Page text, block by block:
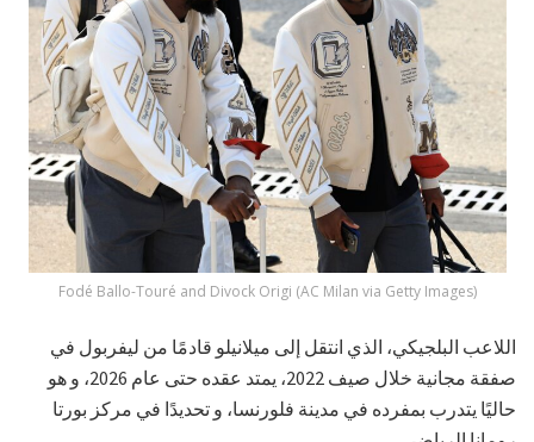
Fodé Ballo-Touré and Divock Origi (AC Milan via Getty Images)
اللاعب البلجيكي، الذي انتقل إلى ميلانيلو قادمًا من ليفربول في
صفقة مجانية خلال صيف 2022، يمتد عقده حتى عام 2026، و هو
حاليًا يتدرب بمفرده في مدينة فلورنسا، و تحديدًا في مركز بورتا